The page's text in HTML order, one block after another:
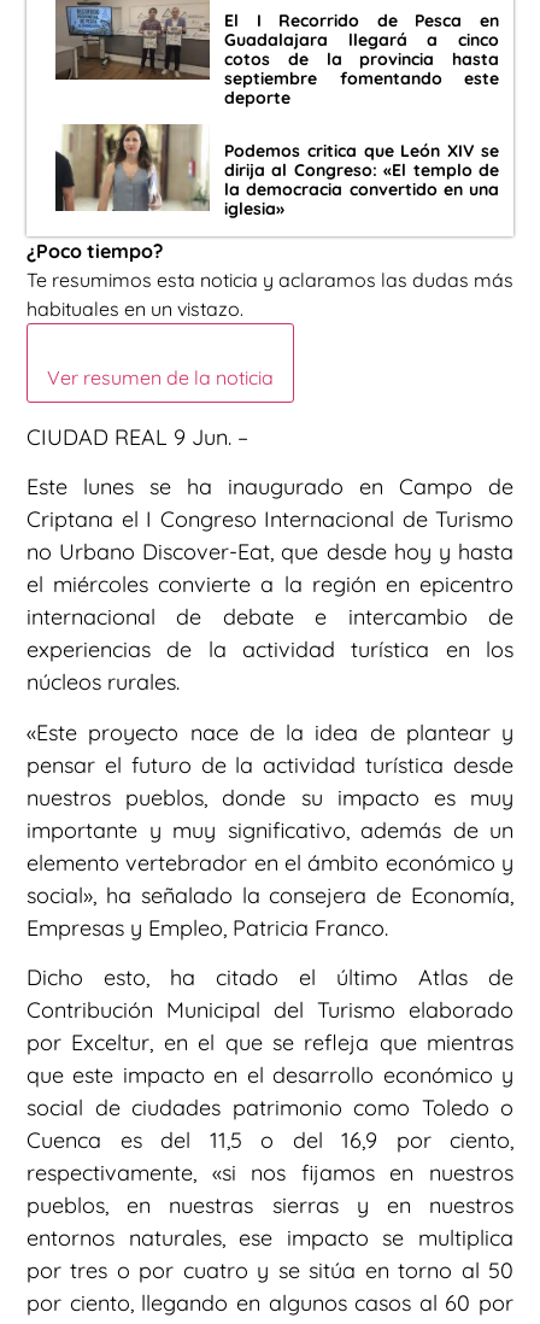
El I Recorrido de Pesca en
Guadalajara llegará a cinco
cotos de la provincia hasta
septiembre fomentando este
deporte
Podemos critica que León XIV se
dirija al Congreso: «El templo de
la democracia convertido en una
iglesia»
¿Poco tiempo?
Te resumimos esta noticia y aclaramos las dudas más
habituales en un vistazo.
Ver resumen de la noticia
CIUDAD REAL 9 Jun. –
Este lunes se ha inaugurado en Campo de
Criptana el I Congreso Internacional de Turismo
no Urbano Discover-Eat, que desde hoy y hasta
el miércoles convierte a la región en epicentro
internacional de debate e intercambio de
experiencias de la actividad turística en los
núcleos rurales.
«Este proyecto nace de la idea de plantear y
pensar el futuro de la actividad turística desde
nuestros pueblos, donde su impacto es muy
importante y muy significativo, además de un
elemento vertebrador en el ámbito económico y
social», ha señalado la consejera de Economía,
Empresas y Empleo, Patricia Franco.
Dicho esto, ha citado el último Atlas de
Contribución Municipal del Turismo elaborado
por Exceltur, en el que se refleja que mientras
que este impacto en el desarrollo económico y
social de ciudades patrimonio como Toledo o
Cuenca es del 11,5 o del 16,9 por ciento,
respectivamente, «si nos fijamos en nuestros
pueblos, en nuestras sierras y en nuestros
entornos naturales, ese impacto se multiplica
por tres o por cuatro y se sitúa en torno al 50
por ciento, llegando en algunos casos al 60 por